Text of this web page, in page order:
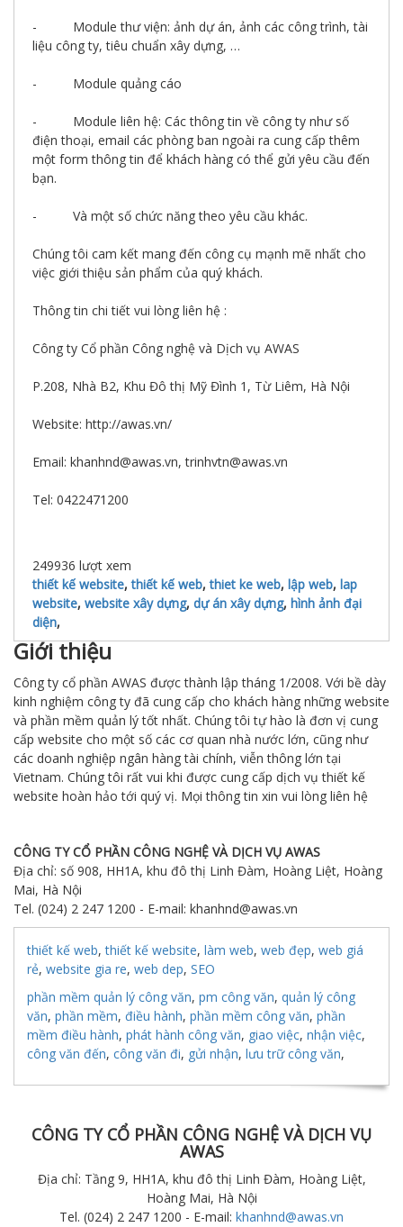
- Module thư viện: ảnh dự án, ảnh các công trình, tài
liệu công ty, tiêu chuẩn xây dựng, …
- Module quảng cáo
- Module liên hệ: Các thông tin về công ty như số
điện thoại, email các phòng ban ngoài ra cung cấp thêm
một form thông tin để khách hàng có thể gửi yêu cầu đến
bạn.
- Và một số chức năng theo yêu cầu khác.
Chúng tôi cam kết mang đến công cụ mạnh mẽ nhất cho
việc giới thiệu sản phẩm của quý khách.
Thông tin chi tiết vui lòng liên hệ :
Công ty Cổ phần Công nghệ và Dịch vụ AWAS
P.208, Nhà B2, Khu Đô thị Mỹ Đình 1, Từ Liêm, Hà Nội
Website: http://awas.vn/
Email: khanhnd@awas.vn, trinhvtn@awas.vn
Tel: 0422471200
249936 lượt xem
thiết kế website,thiết kế web,thiet ke web, lập web, lap
website, website xây dựng, dự án xây dựng, hình ảnh đại
diện,
Giới thiệu
Công ty cổ phần AWAS được thành lập tháng 1/2008. Với bề dày
kinh nghiệm công ty đã cung cấp cho khách hàng những website
và phần mềm quản lý tốt nhất. Chúng tôi tự hào là đơn vị cung
cấp website cho một số các cơ quan nhà nước lớn, cũng như
các doanh nghiệp ngân hàng tài chính, viễn thông lớn tại
Vietnam. Chúng tôi rất vui khi được cung cấp dịch vụ thiết kế
website hoàn hảo tới quý vị. Mọi thông tin xin vui lòng liên hệ
CÔNG TY CỔ PHẦN CÔNG NGHỆ VÀ DỊCH VỤ AWAS
Địa chỉ: số 908, HH1A, khu đô thị Linh Đàm, Hoàng Liệt, Hoàng
Mai, Hà Nội
Tel. (024) 2 247 1200 - E-mail: khanhnd@awas.vn
thiết kế web,thiết kế website, làm web, web đẹp, web giá
rẻ, website gia re, web dep, SEO
phần mềm quản lý công văn, pm công văn, quản lý công
văn, phần mềm, điều hành, phần mềm công văn, phần
mềm điều hành, phát hành công văn, giao việc, nhận việc,
công văn đến, công văn đi, gửi nhận, lưu trữ công văn,
CÔNG TY CỔ PHẦN CÔNG NGHỆ VÀ DỊCH VỤ
AWAS
Địa chỉ: Tầng 9, HH1A, khu đô thị Linh Đàm, Hoàng Liệt,
Hoàng Mai, Hà Nội
Tel. (024) 2 247 1200 - E-mail: khanhnd@awas.vn